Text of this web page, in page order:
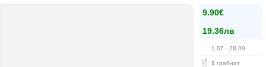
9.90€
19.36лв
1.07 - 28.09
1 грабнат